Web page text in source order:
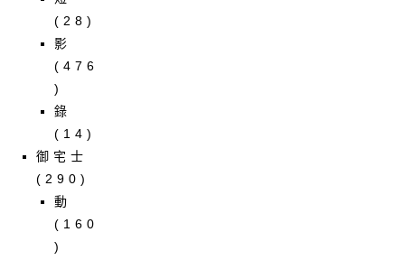
(28)
影
(476
)
錄
(14)
御宅士
(290)
動
(160
)